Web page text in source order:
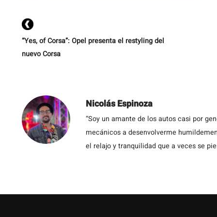
“Yes, of Corsa”: Opel presenta el restyling del
nuevo Corsa
Nicolás Espinoza
“Soy un amante de los autos casi por
mecánicos a desenvolverme
el relajo y tranquilidad que a veces se